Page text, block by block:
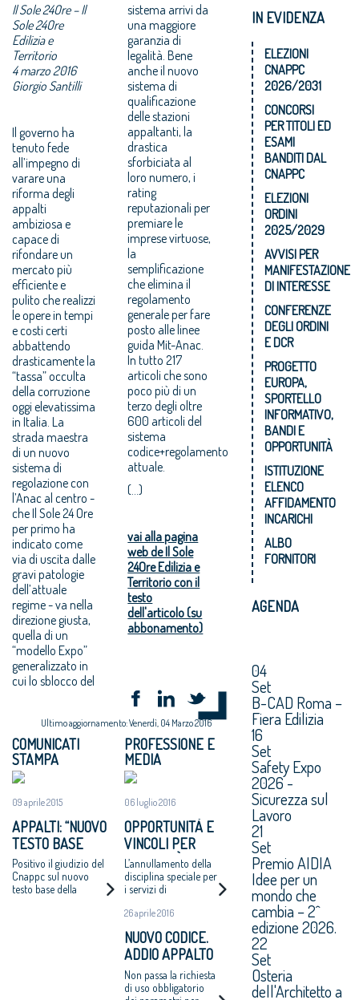
Il Sole 24Ore – Il
Sole 24Ore
Edilizia e
Territorio
4 marzo 2016
Giorgio Santilli
Il governo ha
tenuto fede
all’impegno di
varare una
riforma degli
appalti
ambiziosa e
capace di
rifondare un
mercato più
efficiente e
pulito che realizzi
le opere in tempi
e costi certi
abbattendo
drasticamente la
“tassa” occulta
della corruzione
oggi elevatissima
in Italia. La
strada maestra
di un nuovo
sistema di
regolazione con
l’Anac al centro -
che Il Sole 24 Ore
per primo ha
indicato come
via di uscita dalle
gravi patologie
dell’attuale
regime - va nella
direzione giusta,
quella di un
“modello Expo”
generalizzato in
cui lo sblocco del
sistema arrivi da
una maggiore
garanzia di
legalità. Bene
anche il nuovo
sistema di
qualificazione
delle stazioni
appaltanti, la
drastica
sforbiciata al
loro numero, i
rating
reputazionali per
premiare le
imprese virtuose,
la
semplificazione
che elimina il
regolamento
generale per fare
posto alle linee
guida Mit-Anac.
In tutto 217
articoli che sono
poco più di un
terzo degli oltre
600 articoli del
sistema
codice+regolamento
attuale.
(...)
vai alla pagina
web de Il Sole
24Ore Edilizia e
Territorio con il
testo
dell'articolo (su
abbonamento)
Ultimo aggiornamento: Venerdì, 04 Marzo 2016
COMUNICATI
STAMPA
09 aprile 2015
APPALTI: “NUOVO
TESTO BASE
CODICE
RECEPISCE
NOSTRE
Positivo il giudizio del
Cnappc sul nuovo
testo base della
PROFESSIONE E
MEDIA
06 luglio 2016
OPPORTUNITÀ E
VINCOLI PER
L’ATTIVITÀ DI
PROGETTAZIONE
L’annullamento della
disciplina speciale per
i servizi di
ingegneria e l’obbligo
interno deludono le
aspettative della rete
26 aprile 2016
NUOVO CODICE.
ADDIO APPALTO
INTEGRATO, MA
NESSUNA SPINTA
Non passa la richiesta
di uso obbligatorio
IN EVIDENZA
ELEZIONI
CNAPPC
2026/2031
CONCORSI
PER TITOLI ED
ESAMI
BANDITI DAL
CNAPPC
ELEZIONI
ORDINI
2025/2029
AVVISI PER
MANIFESTAZIONE
DI INTERESSE
CONFERENZE
DEGLI ORDINI
E DCR
PROGETTO
EUROPA,
SPORTELLO
INFORMATIVO,
BANDI E
OPPORTUNITÀ
ISTITUZIONE
ELENCO
AFFIDAMENTO
INCARICHI
ALBO
FORNITORI
AGENDA
04
Set
B-CAD Roma –
Fiera Edilizia
16
Set
Safety Expo
2026 -
Sicurezza sul
Lavoro
21
Set
Premio AIDIA
Idee per un
mondo che
cambia – 2^
edizione 2026.
22
Set
Osteria
dell'Architetto a